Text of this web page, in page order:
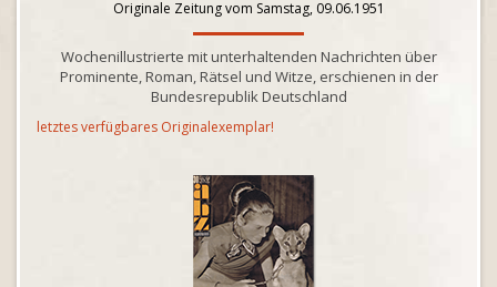
Originale Zeitung vom Samstag, 09.06.1951
Wochenillustrierte mit unterhaltenden Nachrichten über
Prominente, Roman, Rätsel und Witze, erschienen in der
Bundesrepublik Deutschland
letztes verfügbares Originalexemplar!